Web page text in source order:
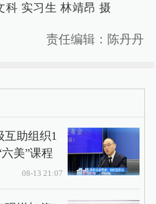
科 实习生 林靖昂 摄
责任编辑：陈丹丹
助组织1
美”课程
08-13 21:07